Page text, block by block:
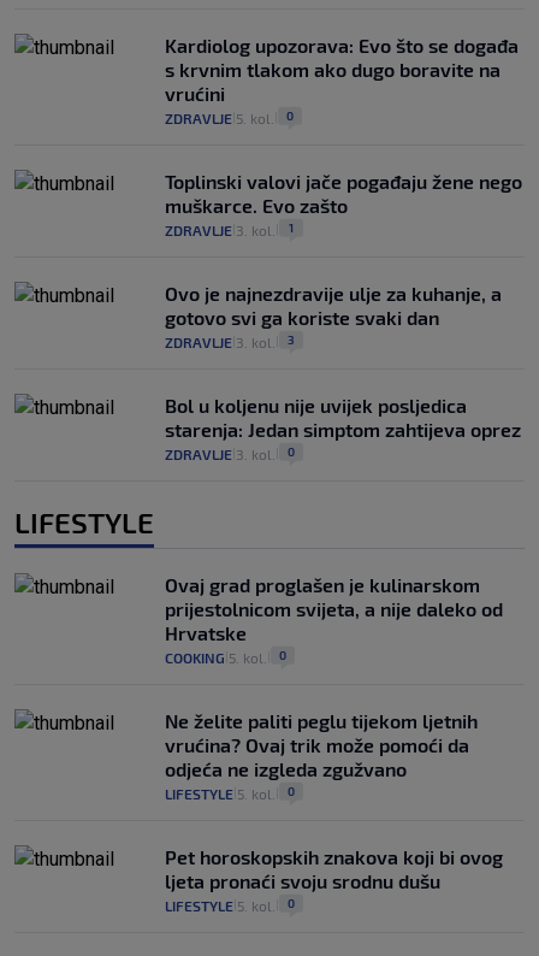
Kardiolog upozorava: Evo što se događa
s krvnim tlakom ako dugo boravite na
vrućini
ZDRAVLJE 5. kol. 0
Toplinski valovi jače pogađaju žene nego
muškarce. Evo zašto
ZDRAVLJE 3. kol. 1
Ovo je najnezdravije ulje za kuhanje, a
gotovo svi ga koriste svaki dan
ZDRAVLJE 3. kol. 3
Bol u koljenu nije uvijek posljedica
starenja: Jedan simptom zahtijeva oprez
ZDRAVLJE 3. kol. 0
LIFESTYLE
Ovaj grad proglašen je kulinarskom
prijestolnicom svijeta, a nije daleko od
Hrvatske
COOKING 5. kol. 0
Ne želite paliti peglu tijekom ljetnih
vrućina? Ovaj trik može pomoći da
odjeća ne izgleda zgužvano
LIFESTYLE 5. kol. 0
Pet horoskopskih znakova koji bi ovog
ljeta pronaći svoju srodnu dušu
LIFESTYLE 5. kol. 0